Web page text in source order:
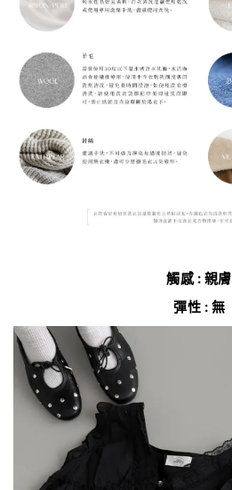
觸感 : 親膚
彈性 : 無